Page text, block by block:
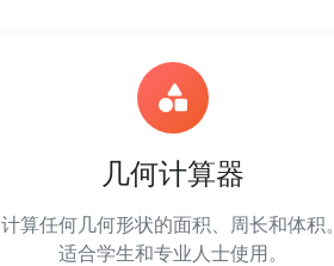
几何计算器
计算任何几何形状的面积、周长和体积。
适合学生和专业人士使用。